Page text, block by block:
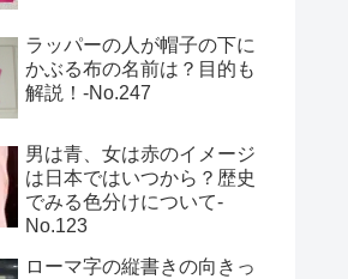
ラッパーの人が帽子の下に
かぶる布の名前は？目的も
解説！‐No.247
男は青、女は赤のイメージ
は日本ではいつから？歴史
でみる色分けについて-
No.123
ローマ字の縦書きの向きっ